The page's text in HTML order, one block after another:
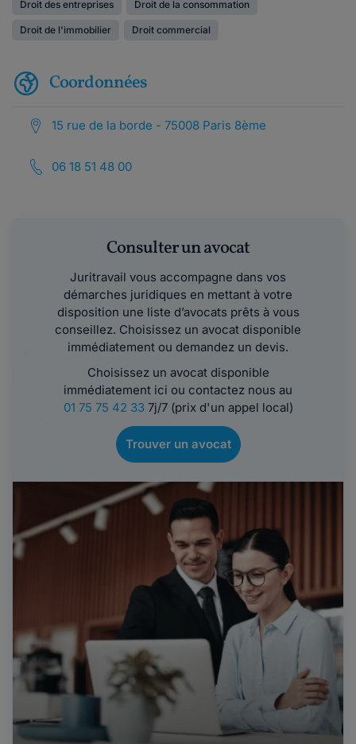
Droit des entreprises Droit de la consommation
Droit de l'immobilier Droit commercial
Coordonnées
15 rue de la borde - 75008 Paris 8ème
06 18 51 48 00
Consulter un avocat
Juritravail vous accompagne dans vos
démarches juridiques en mettant à votre
disposition une liste d’avocats prêts à vous
conseillez. Choisissez un avocat disponible
immédiatement ou demandez un devis.
Choisissez un avocat disponible
immédiatement ici ou contactez nous au
01 75 75 42 337j/7 (prix d'un appel local)
Trouver un avocat